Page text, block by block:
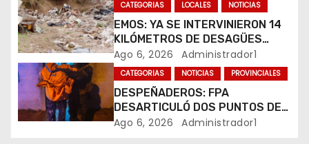
t
r
a
d
a
CATEGORIAS LOCALES NOTICIAS
EMOS: YA SE INTERVINIERON 14
KILÓMETROS DE DESAGÜES
PLUVIALES
Ago 6, 2026 Administrador1
CATEGORIAS NOTICIAS PROVINCIALES
DESPEÑADEROS: FPA
DESARTICULÓ DOS PUNTOS DE
VENTA DE DROGAS. TRES
Ago 6, 2026 Administrador1